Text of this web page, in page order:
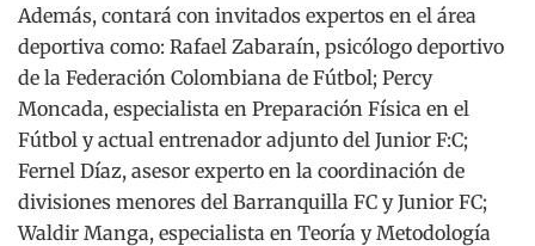
Además, contará con invitados expertos en el área
deportiva como: Rafael Zabaraín, psicólogo deportivo
de la Federación Colombiana de Fútbol; Percy
Moncada, especialista en Preparación Física en el
Fútbol y actual entrenador adjunto del Junior F:C;
Fernel Díaz, asesor experto en la coordinación de
divisiones menores del Barranquilla FC y Junior FC;
Waldir Manga, especialista en Teoría y Metodología